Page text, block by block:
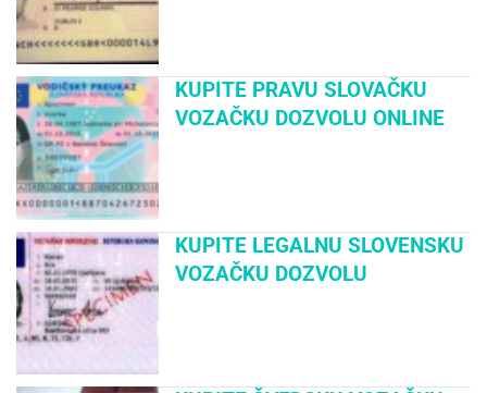
KUPITE PRAVU SLOVAČKU
VOZAČKU DOZVOLU ONLINE
KUPITE LEGALNU SLOVENSKU
VOZAČKU DOZVOLU